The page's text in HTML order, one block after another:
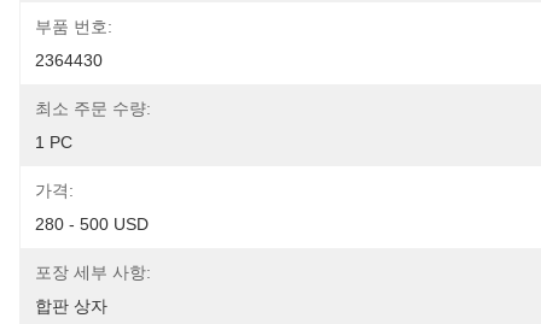
부품 번호:
2364430
최소 주문 수량:
1 PC
가격:
280 - 500 USD
포장 세부 사항:
합판 상자